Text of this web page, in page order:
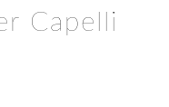
Capelli